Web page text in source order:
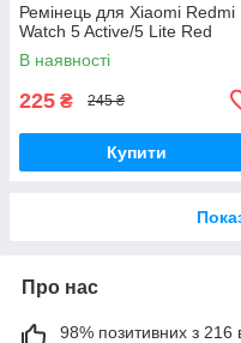
Ремінець для Xiaomi Redmi
Watch 5 Active/5 Lite Red
В наявності
225 ₴ 245 ₴
Купити
Про нас
98% позитивних з 216